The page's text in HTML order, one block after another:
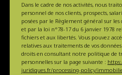
Dans le cadre de nos activités, nous
personnel de nos clients, prospects,
posées par le Règlement général sur les
et par la loi n°78-17 du 6 janvier 1978
fichiers et aux libertés. Vous pouvez
relatives aux traitements de vos
droits en consultant notre politique de
personnelles sur la page suivante :
juridiques.fr/processing-policy/